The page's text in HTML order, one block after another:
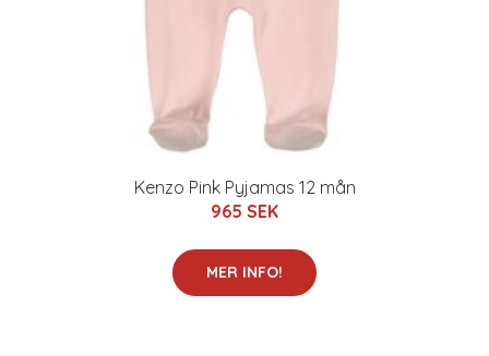
Kenzo Pink Pyjamas 12 mån
965 SEK
MER INFO!